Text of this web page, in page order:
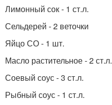
Лимонный сок - 1 ст.л.
Сельдерей - 2 веточки
Яйцо СО - 1 шт.
Масло растительное - 2 ст.л.
Соевый соус - 3 ст.л.
Рыбный соус - 1 ст.л.